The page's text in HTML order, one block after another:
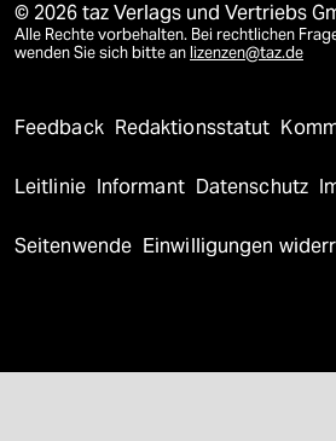
© 2026 taz Verlags und Vertriebs
Alle Rechte vorbehalten. Bei rechtlichen
wenden Sie sich bitte an lizenzen@taz.de
Feedback Redaktionsstatut
Leitlinie Informant Datenschutz
Seitenwende Einwilligungen